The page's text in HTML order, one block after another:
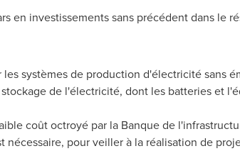
en investissements sans précédent dans le
systèmes de production d'électricité sans
de l'électricité, dont les batteries et
coût octroyé par la Banque de
pour veiller à la réalisation de